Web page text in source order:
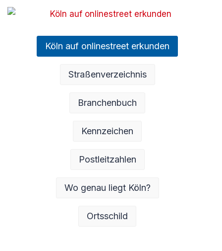
Köln auf onlinestreet erkunden
Straßenverzeichnis
Branchenbuch
Kennzeichen
Postleitzahlen
Wo genau liegt Köln?
Ortsschild